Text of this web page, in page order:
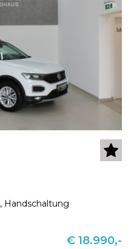
, Handschaltung
€ 18.990,-